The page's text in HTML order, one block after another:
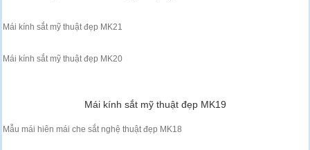
Mái kính sắt mỹ thuật đẹp MK21
Mái kính sắt mỹ thuật đẹp MK20
Mái kính sắt mỹ thuật đẹp MK19
Mẫu mái hiên mái che sắt nghệ thuật đẹp MK18